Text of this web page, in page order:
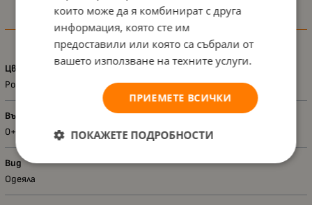
Характеристики
Цвят
Розов
Възраст - диапазон
0+
Вид
Одеяла
които може да я комбинират с друга
информация, която сте им
предоставили или която са събрали от
вашето използване на техните услуги.
ПРИЕМЕТЕ ВСИЧКИ
ПОКАЖЕТЕ ПОДРОБНОСТИ